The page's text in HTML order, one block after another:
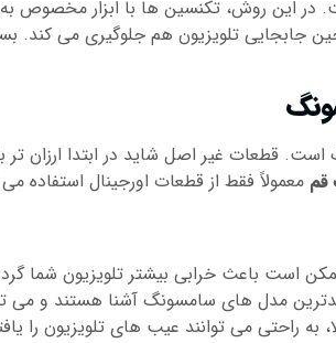
این روش، تکنسین ها با ابزار مخصوص
جابجایی تلویزیون هم جلوگیری می کند.
قطعات غیر اصل شاید در ابتدا ارزان
قم معمولاً فقط از قطعات اورجینال استفاده
باعث خرابی بیشتر تلویزیون شما
مدل های سامسونگ آشنا هستند و می
راحتی می توانند عیب های تلویزیون را